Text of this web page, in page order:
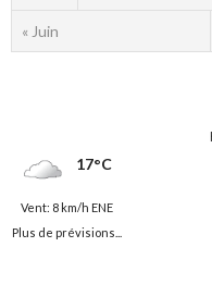
« Juin
17°C
Vent: 8 km/h ENE
Plus de prévisions...